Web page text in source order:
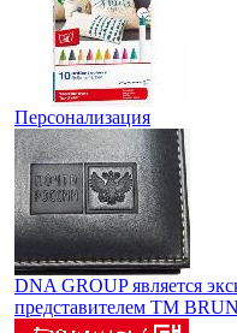
Персонализация
DNA GROUP является
представителем TM